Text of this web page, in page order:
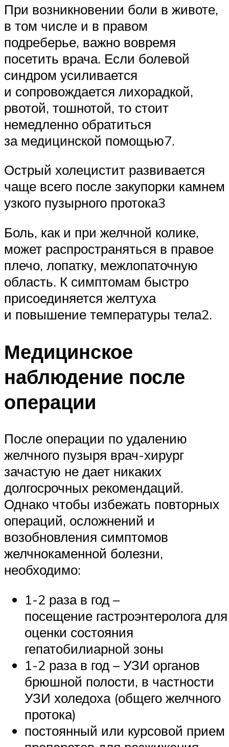
При возникновении боли в животе,
в том числе и в правом
подреберье, важно вовремя
посетить врача. Если болевой
синдром усиливается
и сопровождается лихорадкой,
рвотой, тошнотой, то стоит
немедленно обратиться
за медицинской помощью7.
Острый холецистит развивается
чаще всего после закупорки камнем
узкого пузырного протока3
Боль, как и при желчной колике,
может распространяться в правое
плечо, лопатку, межлопаточную
область. К симптомам быстро
присоединяется желтуха
и повышение температуры тела2.
Медицинское
наблюдение после
операции
После операции по удалению
желчного пузыря врач-хирург
зачастую не дает никаких
долгосрочных рекомендаций.
Однако чтобы избежать повторных
операций, осложнений и
возобновления симптомов
желчнокаменной болезни,
необходимо:
1-2 раза в год –
посещение гастроэнтеролога для
оценки состояния
гепатобилиарной зоны
1-2 раза в год – УЗИ органов
брюшной полости, в частности
УЗИ холедоха (общего желчного
протока)
постоянный или курсовой прием